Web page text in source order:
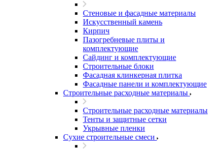
Стеновые и фасадные материалы
Искусственный камень
Кирпич
Пазогребневые плиты и
комплектующие
Сайдинг и комплектующие
Строительные блоки
Фасадная клинкерная плитка
Фасадные панели и комплектующие
Строительные расходные материалы
Строительные расходные материалы
Тенты и защитные сетки
Укрывные пленки
Сухие строительные смеси